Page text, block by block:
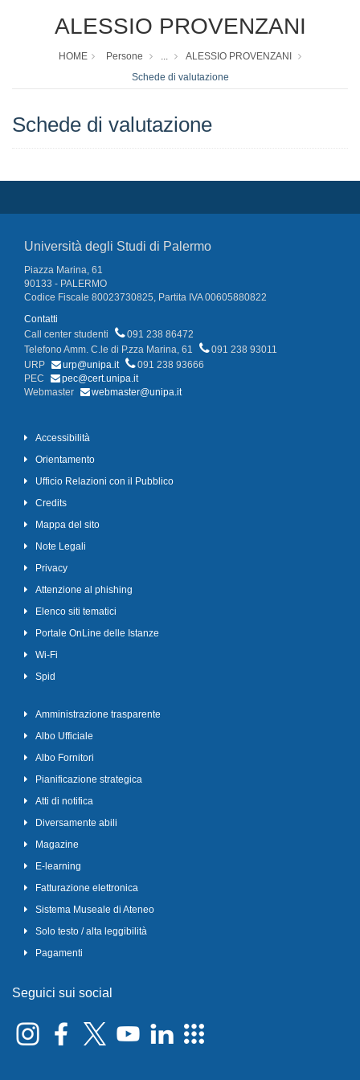
ALESSIO PROVENZANI
HOME Persone ...
ALESSIO PROVENZANI
Schede di valutazione
Schede di valutazione
Università degli Studi di Palermo
Piazza Marina, 61
90133 - PALERMO
Codice Fiscale 80023730825, Partita IVA 00605880822
Contatti
Call center studenti
091 238 86472
Telefono Amm. C.le di P.zza Marina, 61
091 238 93011
URP
urp@unipa.it
091 238 93666
PEC
pec@cert.unipa.it
Webmaster
webmaster@unipa.it
Accessibilità
Orientamento
Ufficio Relazioni con il Pubblico
Credits
Mappa del sito
Note Legali
Privacy
Attenzione al phishing
Elenco siti tematici
Portale OnLine delle Istanze
Wi-Fi
Spid
Amministrazione trasparente
Albo Ufficiale
Albo Fornitori
Pianificazione strategica
Atti di notifica
Diversamente abili
Magazine
E-learning
Fatturazione elettronica
Sistema Museale di Ateneo
Solo testo / alta leggibilità
Pagamenti
Seguici sui social